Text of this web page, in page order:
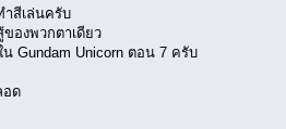
สีเล่นครับ
องพวกตาเดียว
Gundam Unicorn ตอน 7 ครับ
อด